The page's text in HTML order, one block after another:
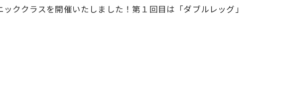
ククラスを開催いたしました！第１回目は「ダブルレッグ」